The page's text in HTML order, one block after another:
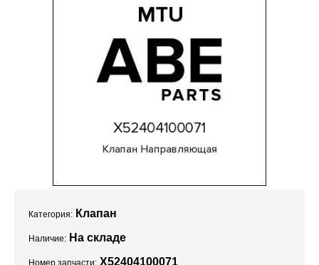
Категория: Клапан
Наличие: На складе
Номер запчасти: X52404100071